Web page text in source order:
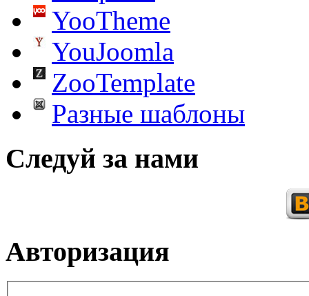
YooTheme
YouJoomla
ZooTemplate
Разные шаблоны
Следуй за нами
Авторизация